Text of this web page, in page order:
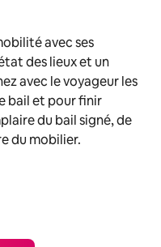
avec ses
des lieux et un
avec le voyageur les
bail et pour finir
du bail signé, de
du mobilier.